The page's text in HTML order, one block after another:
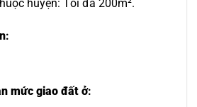
huyện: Tối đa 200m².
:
mức giao đất ở: